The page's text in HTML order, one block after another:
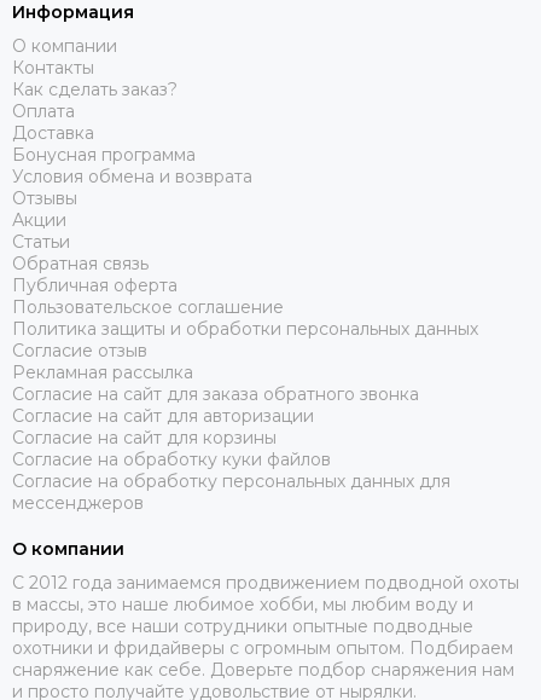
Информация
О компании
Контакты
Как сделать заказ?
Оплата
Доставка
Бонусная программа
Условия обмена и возврата
Отзывы
Акции
Статьи
Обратная связь
Публичная оферта
Пользовательское соглашение
Политика защиты и обработки персональных данных
Согласие отзыв
Рекламная рассылка
Согласие на сайт для заказа обратного звонка
Согласие на сайт для авторизации
Согласие на сайт для корзины
Согласие на обработку куки файлов
Согласие на обработку персональных данных для
мессенджеров
О компании
C 2012 года занимаемся продвижением подводной охоты
в массы, это наше любимое хобби, мы любим воду и
природу, все наши сотрудники опытные подводные
охотники и фридайверы с огромным опытом. Подбираем
снаряжение как себе. Доверьте подбор снаряжения нам
и просто получайте удовольствие от нырялки.